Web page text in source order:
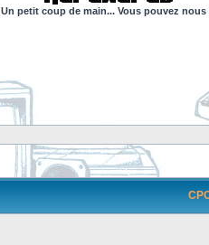
Un petit coup de main... Vous pouvez